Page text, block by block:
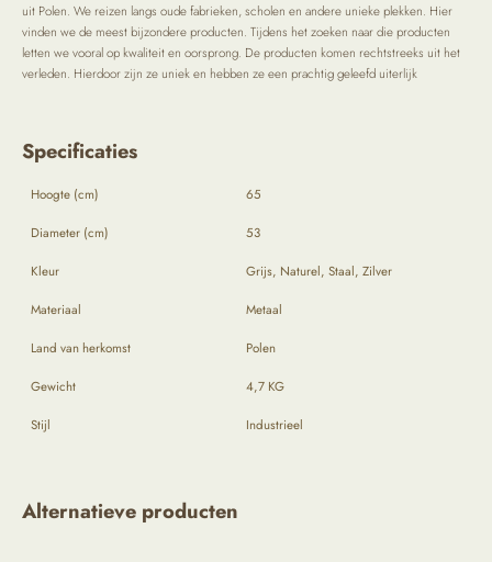
uit Polen. We reizen langs oude fabrieken, scholen en andere unieke plekken. Hier
vinden we de meest bijzondere producten. Tijdens het zoeken naar die producten
letten we vooral op kwaliteit en oorsprong. De producten komen rechtstreeks uit het
verleden. Hierdoor zijn ze uniek en hebben ze een prachtig geleefd uiterlijk
Specificaties
Hoogte (cm) 65
Diameter (cm) 53
Kleur Grijs, Naturel, Staal, Zilver
Materiaal Metaal
Land van herkomst Polen
Gewicht 4,7 KG
Stijl Industrieel
Alternatieve producten